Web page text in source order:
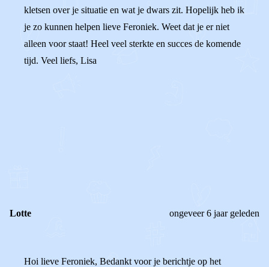
kletsen over je situatie en wat je dwars zit. Hopelijk heb ik
je zo kunnen helpen lieve Feroniek. Weet dat je er niet
alleen voor staat! Heel veel sterkte en succes de komende
tijd. Veel liefs, Lisa
Lotte ongeveer 6 jaar geleden
Hoi lieve Feroniek, Bedankt voor je berichtje op het